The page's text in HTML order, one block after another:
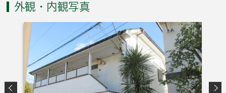
外観・内観写真